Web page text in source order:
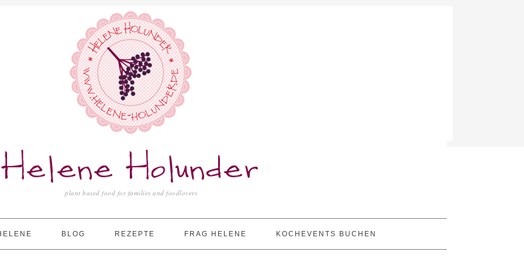
Helene Holunder
plant based food for families and foodlovers
BLOG REZEPTE FRAG HELENE KOCHEVENTS BUCHEN